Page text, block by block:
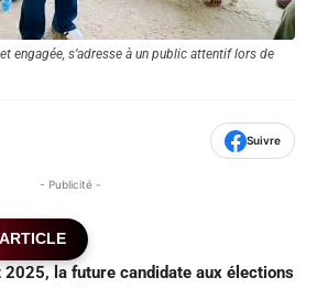
engagée, s’adresse à un public attentif lors de
Suivre
- Publicité -
la future candidate aux élections